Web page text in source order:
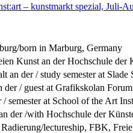
– kunstmarkt spezial, Juli-
born in Marburg, Germany
Kunst an der Hochschule
an der / study semester at
der / guest at Grafikskolan
/ semester at School of the Art
der /with Hochschule der
lectureship, FBK,